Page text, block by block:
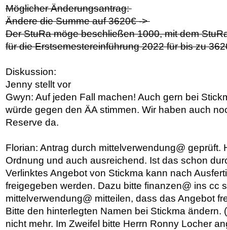
Möglicher Änderungsantrag:
Ändere die Summe auf 3620€ ->
Der StuRa möge beschließen 1000, mit dem
für die Erstsemestereinführung 2022 für bis zu
Diskussion:
Jenny stellt vor
Gwyn: Auf jeden Fall machen! Auch gern bei
würde gegen den ÄA stimmen. Wir haben auch
Reserve da.
Florian: Antrag durch mittelverwendung@ geprüft.
Ordnung und auch ausreichend. Ist das schon
Verlinktes Angebot von Stickma kann nach
freigegeben werden. Dazu bitte finanzen@ ins cc
mittelverwendung@ mitteilen, dass das Angebot
Bitte den hinterlegten Namen bei Stickma ändern.
nicht mehr. Im Zweifel bitte Herrn Ronny Locher